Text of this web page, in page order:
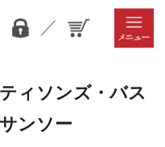
ィソンズ・バス
ンソー